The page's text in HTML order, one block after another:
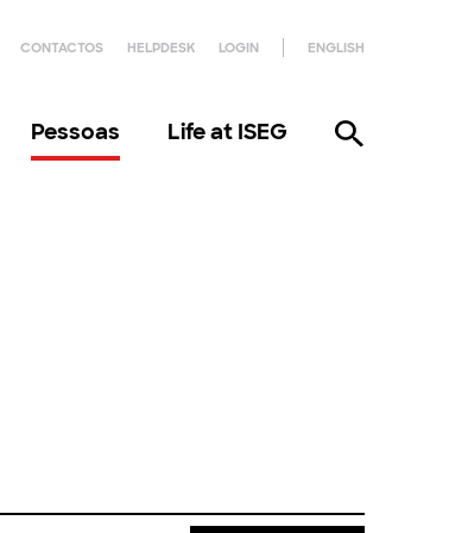
CONTACTOS HELPDESK LOGIN ENGLISH
Pessoas Life at ISEG